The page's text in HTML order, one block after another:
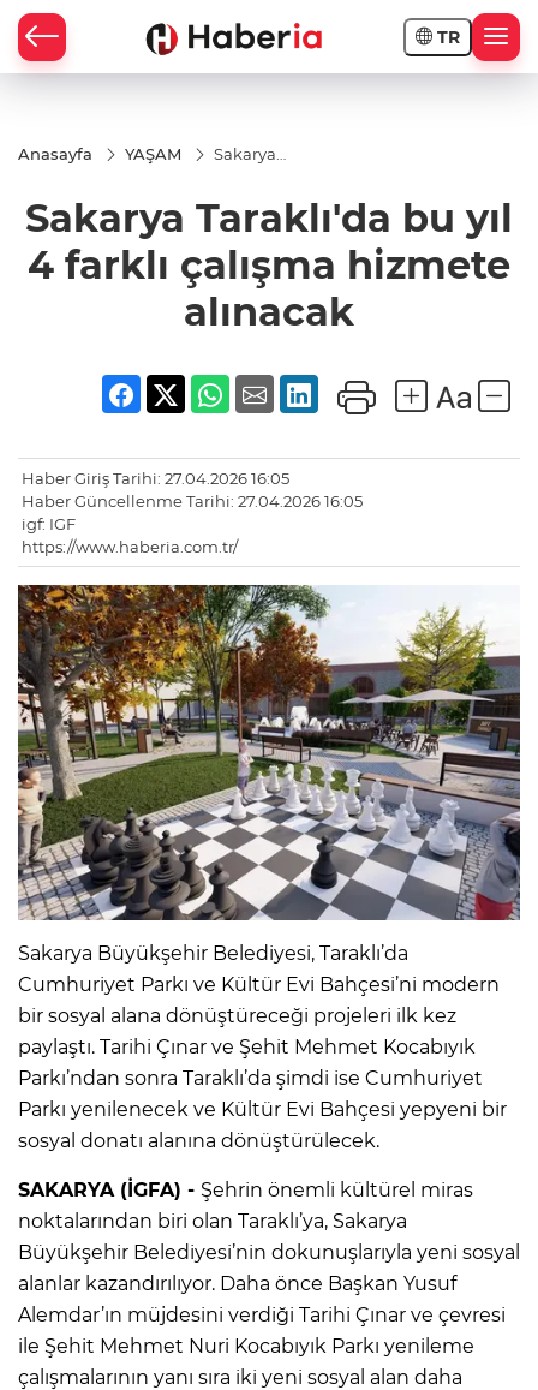
TR
Anasayfa YAŞAM
Sakarya
farklı
çalışma
hizmete
alınacak
Sakarya Taraklı'da bu yıl
4 farklı çalışma hizmete
alınacak
Haber Giriş Tarihi: 27.04.2026 16:05
Haber Güncellenme Tarihi: 27.04.2026 16:05
igf: IGF
https://www.haberia.com.tr/
Sakarya Büyükşehir Belediyesi, Taraklı’da
Cumhuriyet Parkı ve Kültür Evi Bahçesi’ni modern
bir sosyal alana dönüştüreceği projeleri ilk kez
paylaştı. Tarihi Çınar ve Şehit Mehmet Kocabıyık
Parkı’ndan sonra Taraklı’da şimdi ise Cumhuriyet
Parkı yenilenecek ve Kültür Evi Bahçesi yepyeni bir
sosyal donatı alanına dönüştürülecek.
SAKARYA (İGFA) - Şehrin önemli kültürel miras
noktalarından biri olan Taraklı’ya, Sakarya
Büyükşehir Belediyesi’nin dokunuşlarıyla yeni sosyal
alanlar kazandırılıyor. Daha önce Başkan Yusuf
Alemdar’ın müjdesini verdiği Tarihi Çınar ve çevresi
ile Şehit Mehmet Nuri Kocabıyık Parkı yenileme
çalışmalarının yanı sıra iki yeni sosyal alan daha